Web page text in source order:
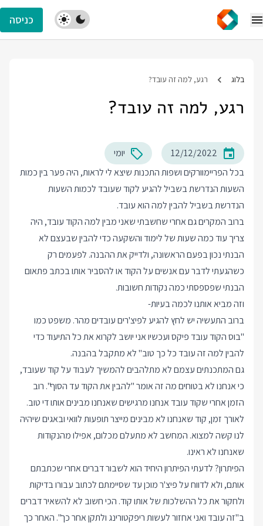
כניסה
בלוג רגע, למה זה עובד?
רגע, למה זה עובד?
12/12/2022
יומי
בכל הפריימוורקים ושפות התכנות שיצא לי לראות, היה פער בין כמות
השעות הנדרשת בשביל להגיע לקוד שעובד לכמות השעות
הנדרשת בשביל להבין למה הוא עובד.
ברוב המקרים גם אחרי שחשבתי שאני מבין למה הקוד עובד, היה
צריך עוד כמה שעות של לימוד והשקעה כדי להבין שבעצם לא
הבנתי נכון בפעם הראשונה, ולדייק את ההבנה. לפעמים רק
כשהגעתי לדבר עם אנשים על הקוד או להסביר אותו בכתב פתאום
הבנתי שפספסתי כמה נקודות חשובות.
וזה מביא אותנו לכמה בעיות-
ברוב התעשיה יש לחץ להגיע לפיצ'רים עובדים מהר. משפט כמו
"בוס הקוד עובד פיקס ועכשיו אני יושב לקרוא את כל התיעוד כדי
להבין למה זה עובד כל כך טוב" לא מתקבל בהבנה.
גם המתכנתים עצמם לא מתלהבים להמשיך לעבוד על קוד שעובד,
כי אנחנו לא בטוחים מה זה אומר "להבין את הקוד עד הסוף". רוב
הזמן אחרי שקוד עובד אנחנו מרגישים שאנחנו מבינים אותו די טוב.
לאורך זמן, קוד שאנחנו לא מבינים מייצר תופעות לוואי ובאגים שיהיה
לנו קשה למצוא. המחשב לא מתעלם מכלום, אפילו מהנקודות
שאנחנו לא ראינו.
הפיתרון? לדעתי הפיתרון היחיד הוא לשבור דברים אחרי שכתבתם
אותם, ולא לדווח על פיצ'ר מוכן עד שסיימתם לכתוב עבורו בדיקות
ולחקור את כל ההשלכות של אותו קוד. הכי חשוב לא להשאיר דברים
ב"זה עובד ואני אחזור לעשות ריפקטורינג ולתקן אחר כך". האחר כך